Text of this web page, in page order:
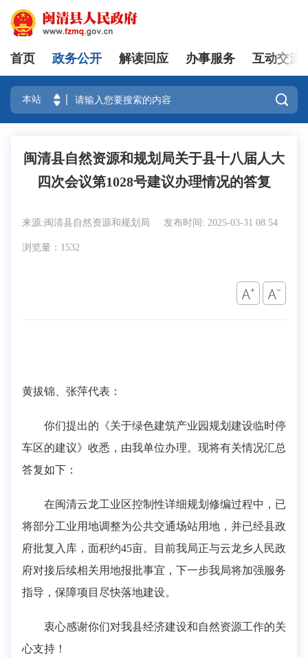
登录
首页 政务公开 解读回应 办事服务 互动交流

闽清县自然资源和规划局关于县十八届人大
四次会议第1028号建议办理情况的答复
来源:闽清县自然资源和规划局 发布时间: 2025-03-31 08:54
浏览量：1532
黄拔锦、张萍代表：
你们提出的《关于绿色建筑产业园规划建设临时停
车区的建议》收悉， 由我单位办理。现将有关情况汇总
答复如下 ：
在闽清云龙工业区控制性详细规划修编过程中，已
将部分工业用地调整为公共交通场站用地，并已经县政
府批复入库，面积约45亩。目前我局正与云龙乡人民政
府对接后续相关用地报批事宜，下一步我局将加强服务
指导，保障项目尽快落地建设。
衷心感谢你们对我县经济建设和自然资源工作的关
心支持！